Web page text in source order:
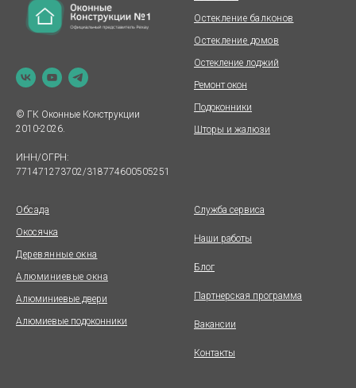
© ГК Оконные Конструкции
2010-2026.
ИНН/ОГРН:
771471273702/318774600505251
Остекление балконов
Остекление домов
Остекление лоджий
Ремонт окон
Подоконники
Шторы и жалюзи
Обсада
Окосячка
Деревянные окна
Алюминиевые окна
Алюминиевые двери
Алюмиевые подоконники
Служба сервиса
Наши работы
Блог
Партнерская программа
Вакансии
Контакты